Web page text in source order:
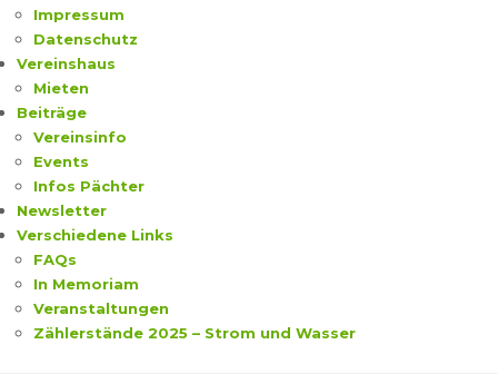
Impressum
Datenschutz
Vereinshaus
Mieten
Beiträge
Vereinsinfo
Events
Infos Pächter
Newsletter
Verschiedene Links
FAQs
In Memoriam
Veranstaltungen
Zählerstände 2025 – Strom und Wasser